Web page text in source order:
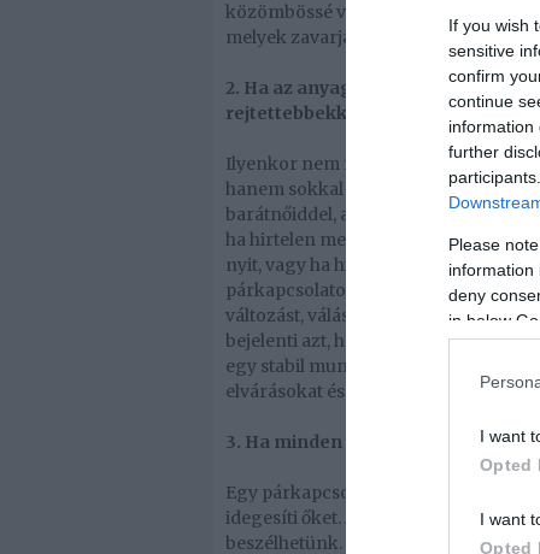
If you wish
sensitive
confirm
continue
information
further
Please
information
deny
in below
I want
Opted
I want
Opted
közömbössé válik partnere iránt. Ha
melyek zavarják őt benned, ez
2. Ha az anyagiakkal kapcsolatos
rejtettebbekké vagy titkosabbakká
Ilyenkor nem föltétlenül az a
hanem sokkal inkább az, ha például
barátnőiddel, amire korábban soha
ha hirtelen megváltoztatja a
nyit, vagy ha hitelt vesz föl, amiről te
párkapcsolatotok pénzügyi
változást, váláson vagy szakításon
bejelenti azt, hogy csökkentették a
egy stabil munkahelyen dolgozik. Ez
elvárásokat és felelősséget abban az
3. Ha minden veled kapcsolatos
Egy párkapcsolatban idővel sokan
idegesíti őket. Azonban, ha ez az
beszélhetünk. Ha úgy érzed, hogy